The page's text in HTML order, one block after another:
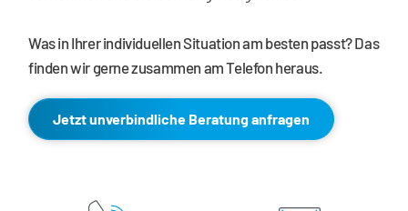
Was in Ihrer individuellen Situation am besten passt? Das
finden wir gerne zusammen am Telefon heraus.
Jetzt unverbindliche Beratung anfragen